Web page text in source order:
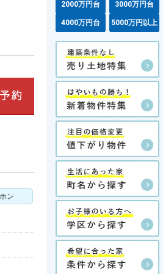
ン
2000万円台 3000万円台
4000万円台 5000万円以上